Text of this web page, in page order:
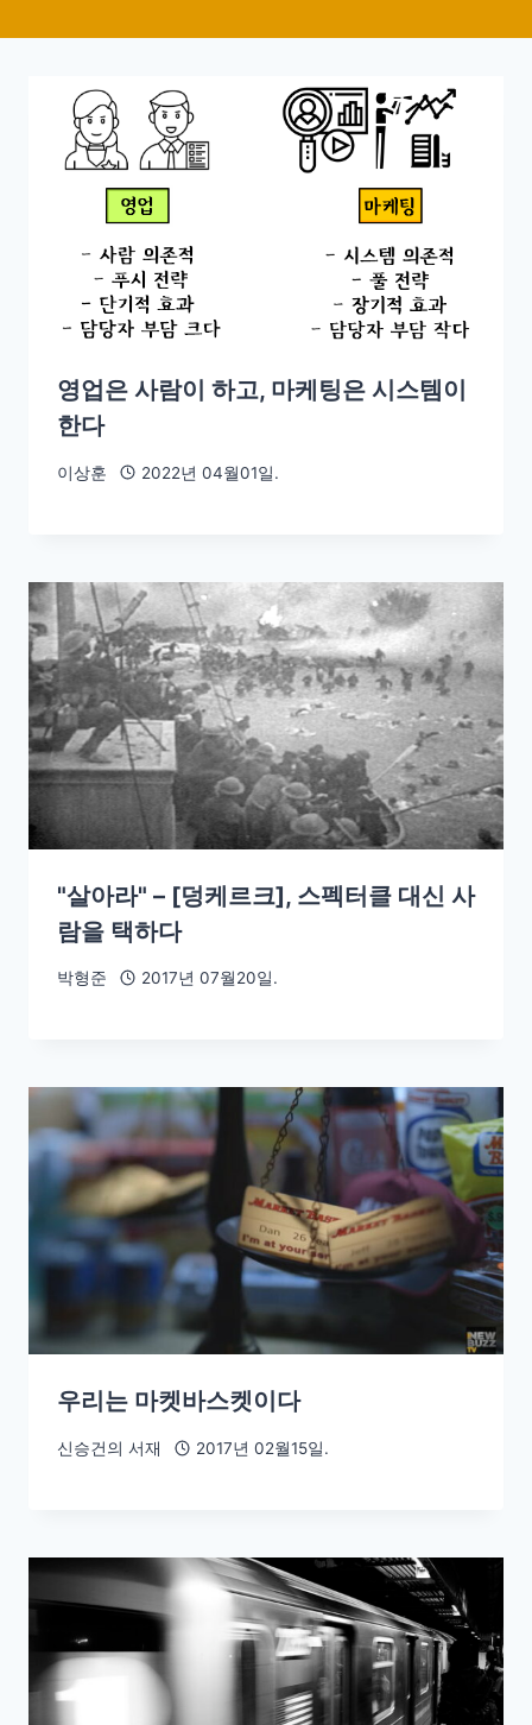
영업은 사람이 하고, 마케팅은 시스템이
한다
이상훈 2022년 04월01일.
"살아라" – [덩케르크], 스펙터클 대신 사
람을 택하다
박형준 2017년 07월20일.
우리는 마켓바스켓이다
신승건의 서재 2017년 02월15일.